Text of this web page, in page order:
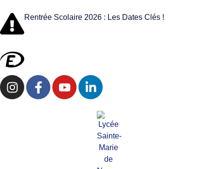
Rentrée Scolaire 2026 : Les Dates Clés !